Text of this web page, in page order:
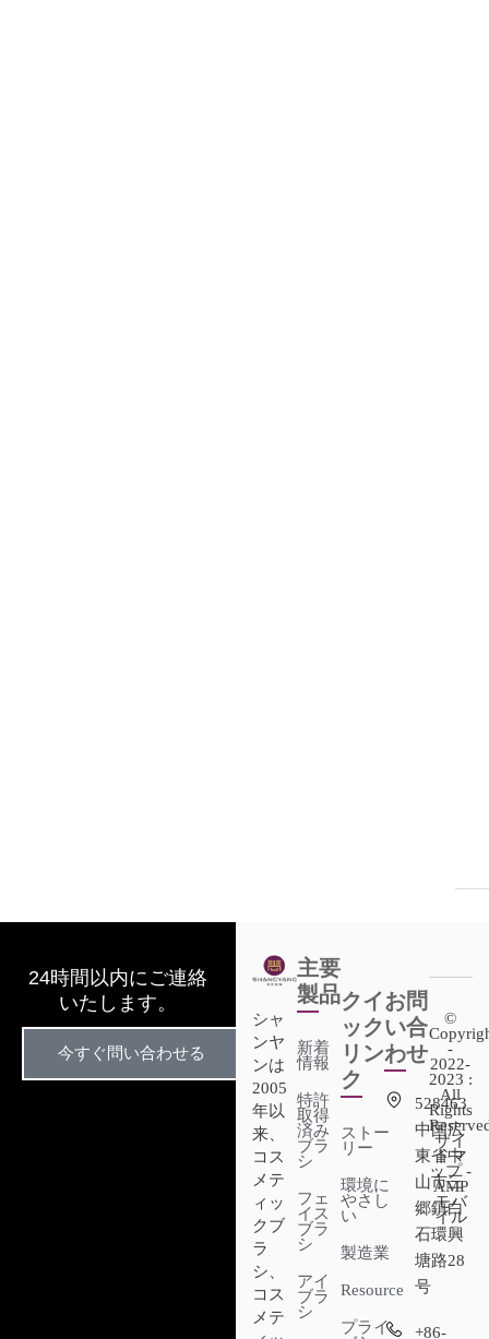
24時間以内にご連絡
いたします。
今すぐ問い合わせる
シャ
ンヤ
ンは
2005
年以
来、
コス
メテ
ィッ
クブ
ラ
シ、
コス
メテ
主要
製品
新着
情報
特許
取得
済み
ブラ
シ
フェ
イス
ブラ
シ
アイ
ブラ
シ
クイ
ック
リン
ク
ストー
リー
環境に
やさし
い
製造業
Resource
プライ
お問
い合
わせ
528463
中国広
東省中
山市三
郷鎮白
石環興
塘路28
号
+86-
©
-
2022-
2023 :
All
Rights
サイ
トマ
ップ -
AMP
モバ
イル